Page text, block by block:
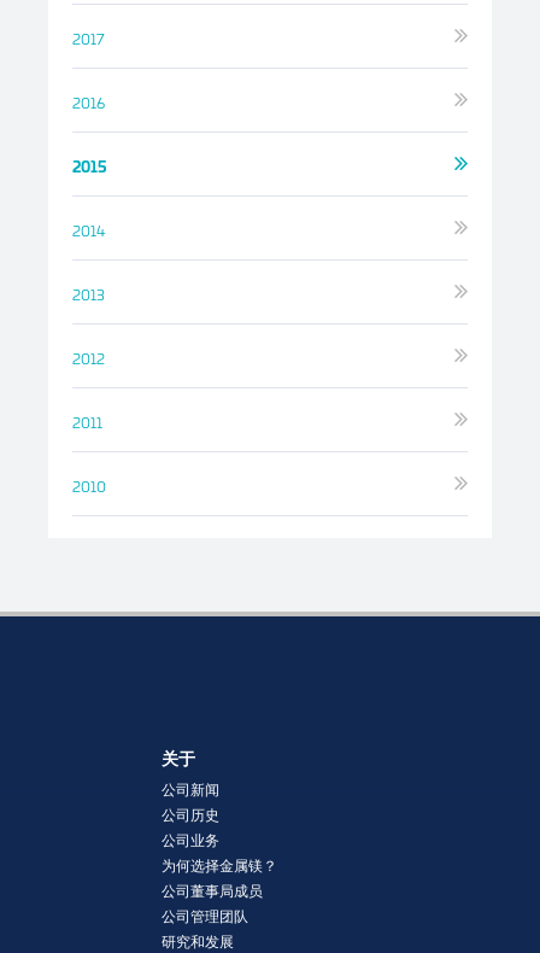
2017
2016
2015
2014
2013
2012
2011
2010
关于
公司新闻
公司历史
公司业务
为何选择金属镁？
公司董事局成员
公司管理团队
研究和发展